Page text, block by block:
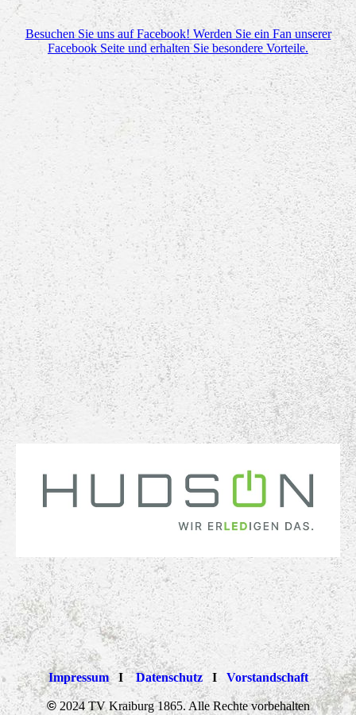
Besuchen Sie uns auf Facebook! Werden Sie ein Fan unserer
Facebook Seite und erhalten Sie besondere Vorteile.
ImpressumIDatenschutzI Vorstandschaft
© 2024 TV Kraiburg 1865. Alle Rechte vorbehalten